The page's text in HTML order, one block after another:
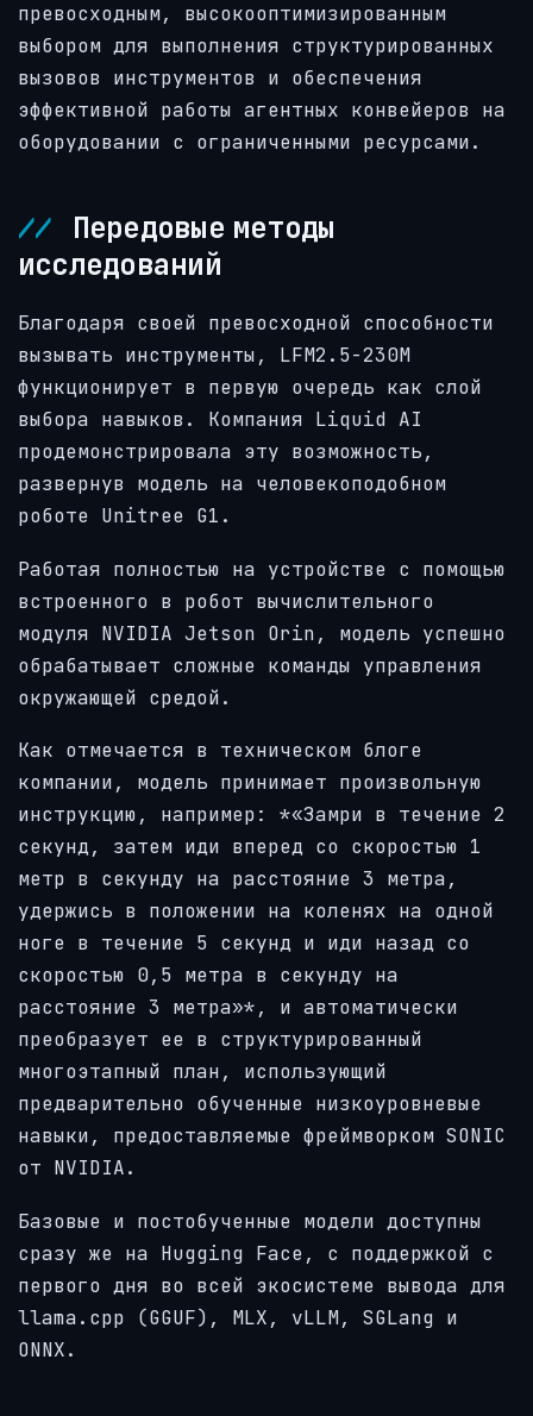
превосходным, высокооптимизированным
выбором для выполнения структурированных
вызовов инструментов и обеспечения
эффективной работы агентных конвейеров на
оборудовании с ограниченными ресурсами.
Передовые методы
исследований
Благодаря своей превосходной способности
вызывать инструменты, LFM2.5-230M
функционирует в первую очередь как слой
выбора навыков. Компания Liquid AI
продемонстрировала эту возможность,
развернув модель на человекоподобном
роботе Unitree G1.
Работая полностью на устройстве с помощью
встроенного в робот вычислительного
модуля NVIDIA Jetson Orin, модель успешно
обрабатывает сложные команды управления
окружающей средой.
Как отмечается в техническом блоге
компании, модель принимает произвольную
инструкцию, например: *«Замри в течение 2
секунд, затем иди вперед со скоростью 1
метр в секунду на расстояние 3 метра,
удержись в положении на коленях на одной
ноге в течение 5 секунд и иди назад со
скоростью 0,5 метра в секунду на
расстояние 3 метра»*, и автоматически
преобразует ее в структурированный
многоэтапный план, использующий
предварительно обученные низкоуровневые
навыки, предоставляемые фреймворком SONIC
от NVIDIA.
Базовые и постобученные модели доступны
сразу же на Hugging Face, с поддержкой с
первого дня во всей экосистеме вывода для
llama.cpp (GGUF), MLX, vLLM, SGLang и
ONNX.